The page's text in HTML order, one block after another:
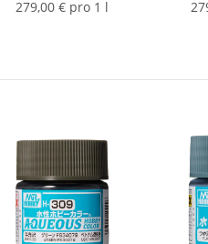
279,00 € pro 1 l